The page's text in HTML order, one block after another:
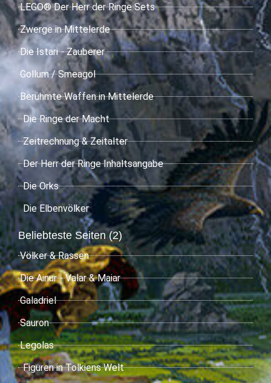
LEGO® Der Herr der Ringe Sets
Zwerge in Mittelerde
Die Istari - Zauberer
Gollum / Smeagol
Berühmte Waffen in Mittelerde
Die Ringe der Macht
Zeitrechnung & Zeitalter
Der Herr der Ringe Inhaltsangabe
Die Orks
Die Elbenvölker
Beliebteste Seiten (2)
Völker & Rassen
Die Ainur - Valar & Maiar
Galadriel
Sauron
Legolas
Figuren in Tolkiens Welt